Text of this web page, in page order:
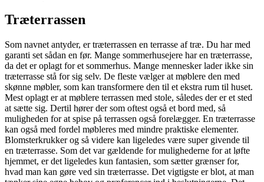
Træterrassen
Som navnet antyder, er træterrassen en terrasse af træ. Du har med
garanti set sådan en før. Mange sommerhusejere har en træterrasse,
da det er oplagt for et sommerhus. Mange mennesker lader ikke sin
træterrasse stå for sig selv. De fleste vælger at møblere den med
skønne møbler, som kan transformere den til et ekstra rum til huset.
Mest oplagt er at møblere terrassen med stole, således der er et sted
at sætte sig. Dertil hører der som oftest også et bord med, så
muligheden for at spise på terrassen også forelægger. En træterrasse
kan også med fordel møbleres med mindre praktiske elementer.
Blomsterkrukker og så videre kan ligeledes være super givende til
en træterrasse. Som det var gældende for mulighederne for at løfte
hjemmet, er det ligeledes kun fantasien, som sætter grænser for,
hvad man kan gøre ved sin træterrasse. Det vigtigste er blot, at man